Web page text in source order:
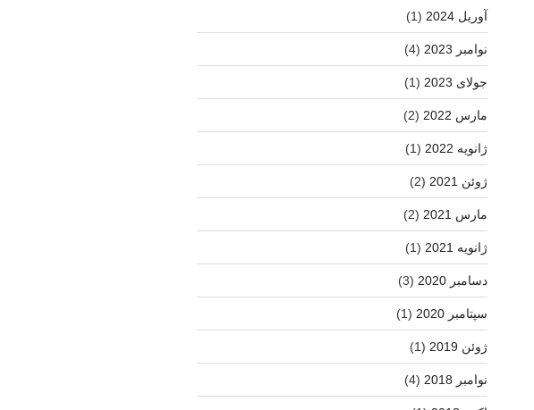
آوریل 2024 (1)
نوامبر 2023 (4)
جولای 2023 (1)
مارس 2022 (2)
ژانویه 2022 (1)
ژوئن 2021 (2)
مارس 2021 (2)
ژانویه 2021 (1)
دسامبر 2020 (3)
سپتامبر 2020 (1)
ژوئن 2019 (1)
نوامبر 2018 (4)